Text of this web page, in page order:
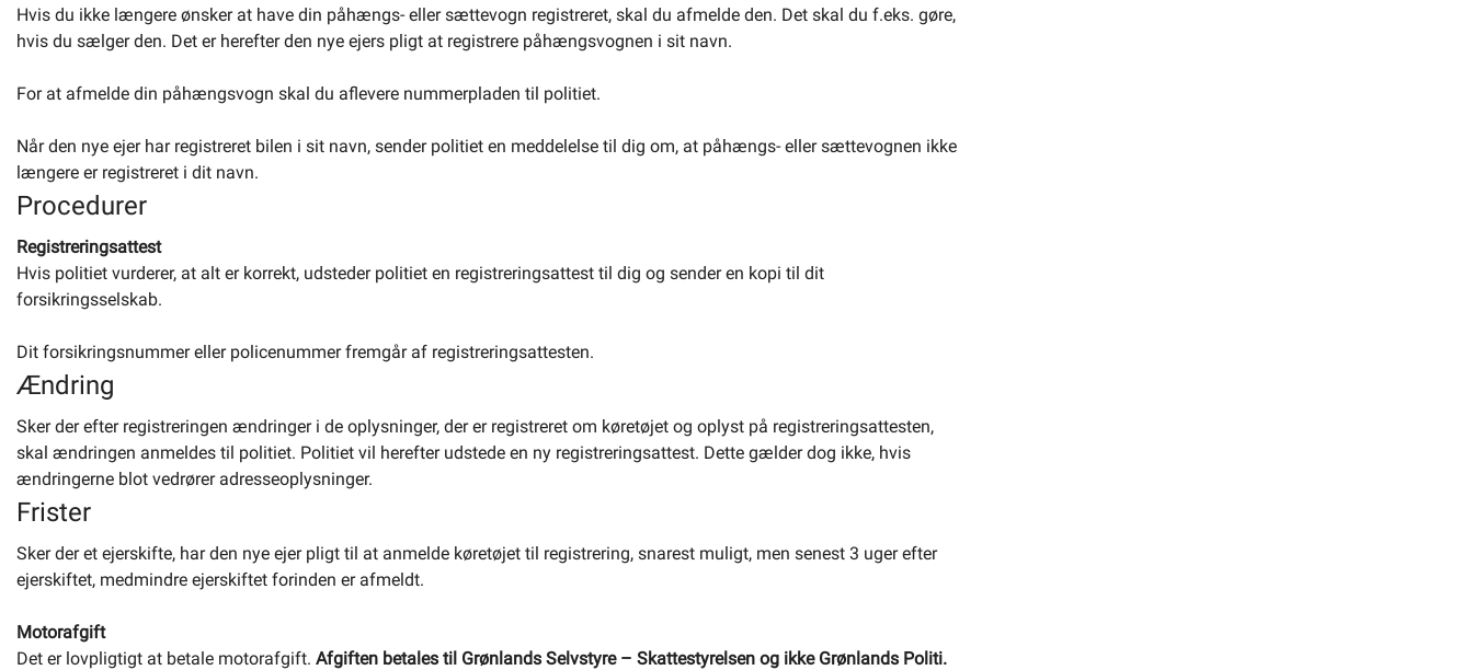
Hvis du ikke længere ønsker at have din påhængs- eller sættevogn registreret, skal du afmelde den. Det skal du f.eks. gøre,
hvis du sælger den. Det er herefter den nye ejers pligt at registrere påhængsvognen i sit navn.
For at afmelde din påhængsvogn skal du aflevere nummerpladen til politiet.
Når den nye ejer har registreret bilen i sit navn, sender politiet en meddelelse til dig om, at påhængs- eller sættevognen ikke
længere er registreret i dit navn.
Procedurer
Registreringsattest
Hvis politiet vurderer, at alt er korrekt, udsteder politiet en registreringsattest til dig og sender en kopi til dit
forsikringsselskab.
Dit forsikringsnummer eller policenummer fremgår af registreringsattesten.
Ændring
Sker der efter registreringen ændringer i de oplysninger, der er registreret om køretøjet og oplyst på registreringsattesten,
skal ændringen anmeldes til politiet. Politiet vil herefter udstede en ny registreringsattest. Dette gælder dog ikke, hvis
ændringerne blot vedrører adresseoplysninger.
Frister
Sker der et ejerskifte, har den nye ejer pligt til at anmelde køretøjet til registrering, snarest muligt, men senest 3 uger efter
ejerskiftet, medmindre ejerskiftet forinden er afmeldt.
Motorafgift
Det er lovpligtigt at betale motorafgift. Afgiften betales til Grønlands Selvstyre – Skattestyrelsen og ikke Grønlands Politi.